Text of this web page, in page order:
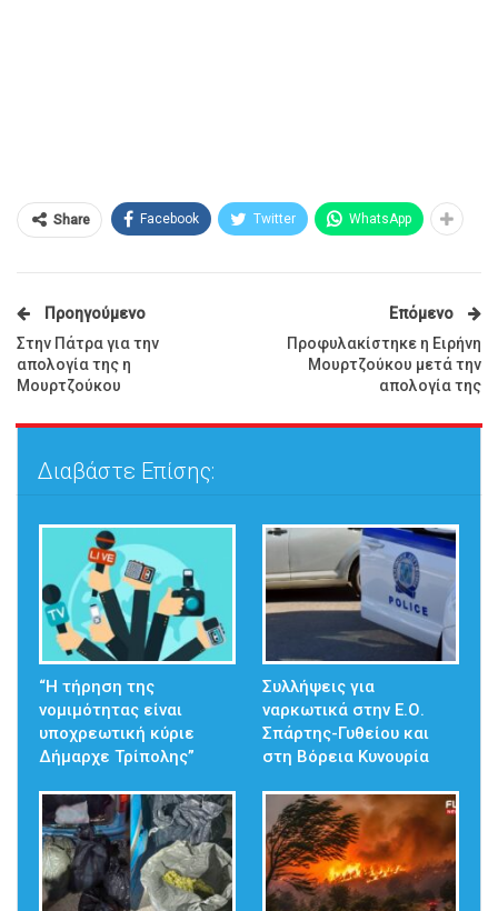
Share Facebook Twitter WhatsApp
Προηγούμενο
Στην Πάτρα για την
απολογία της η
Μουρτζούκου
Επόμενο
Προφυλακίστηκε η Ειρήνη
Μουρτζούκου μετά την
απολογία της
Διαβάστε Επίσης:
“Η τήρηση της
νομιμότητας είναι
υποχρεωτική κύριε
Δήμαρχε Τρίπολης”
Συλλήψεις για
ναρκωτικά στην Ε.Ο.
Σπάρτης-Γυθείου και
στη Βόρεια Κυνουρία